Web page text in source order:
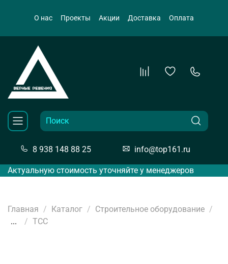
О нас Проекты Акции Доставка Оплата
8 938 148 88 25 info@top161.ru
Актуальную стоимость уточняйте у менеджеров
Главная Каталог
Строительное оборудование
...
ТСС